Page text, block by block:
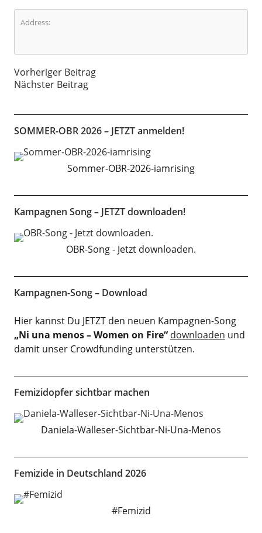
Address:
Vorheriger Beitrag
Nächster Beitrag
SOMMER-OBR 2026 – JETZT anmelden!
Sommer-OBR-2026-iamrising
Kampagnen Song – JETZT downloaden!
OBR-Song - Jetzt downloaden.
Kampagnen-Song – Download
Hier kannst Du JETZT den neuen Kampagnen-Song
„Ni una menos – Women on Fire“ downloaden und
damit unser Crowdfunding unterstützen.
Femizidopfer sichtbar machen
Daniela-Walleser-Sichtbar-Ni-Una-Menos
Femizide in Deutschland 2026
#Femizid